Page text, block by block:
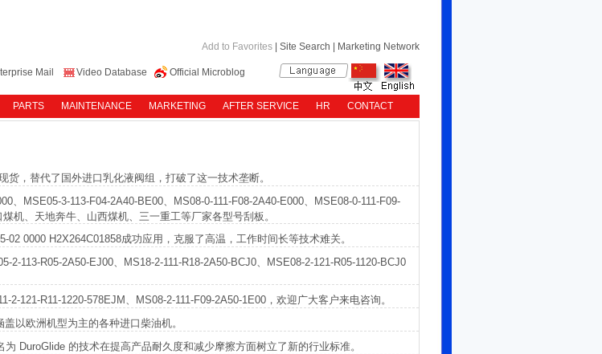
Add to Favorites Site Search Marketing Network
Mail Video Database Official Microblog
PARTS MAINTENANCE MARKETING AFTER SERVICE HR CONTACT
，替代了国外进口乳化液阀组，打破了这一技术垄断。
、MSE05-3-113-F04-2A40-BE00、MS08-0-111-F08-2A40-E000、MSE08-0-111-F09-
机、天地奔牛、山西煤机、三一重工等厂家各型号刮板。
0000 H2X264C01858成功应用，克服了高温，工作时间长等技术难关。
2-113-R05-2A50-EJ00、MS18-2-111-R18-2A50-BCJ0、MSE08-2-121-R05-1120-BCJ0
2-121-R11-1220-578EJM、MS08-2-111-F09-2A50-1E00，欢迎广大客户来电咨询。
以欧洲机型为主的各种进口柴油机。
DuroGlide 的技术在提高产品耐久度和减少摩擦方面树立了新的行业标准。